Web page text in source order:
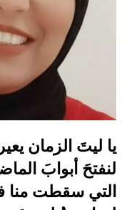
يا ليتَ الزمان
لنفتحَ أبوابَ
التي سقطت منا